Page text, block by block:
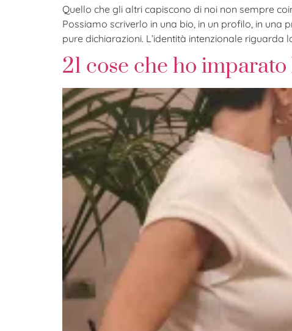
Quello che gli altri capiscono di noi non sempre
Possiamo scriverlo in una bio, in un profilo, in
pure dichiarazioni. L’identità intenzionale riguarda
21 cose che ho